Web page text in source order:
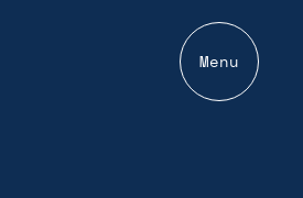
Menu